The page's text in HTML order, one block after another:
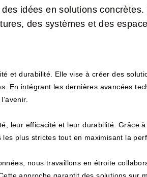
idées en solutions
des systèmes et des
et durabilité. Elle vise à créer des
En intégrant les dernières avancées
leur efficacité et leur durabilité. Grâce
plus strictes tout en maximisant la
nous travaillons en étroite